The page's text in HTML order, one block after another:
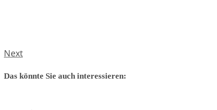
Next
Das könnte Sie auch interessieren: